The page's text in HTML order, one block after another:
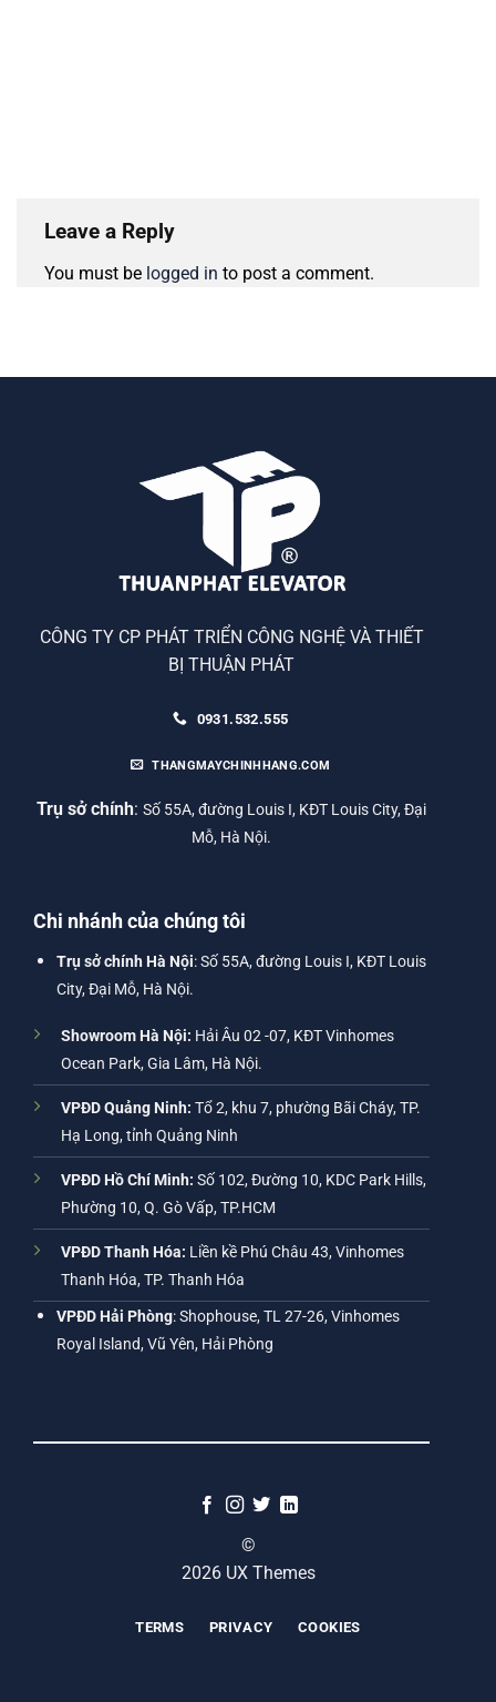
Leave a Reply
You must be logged in to post a comment.
CÔNG TY CP PHÁT TRIỂN CÔNG NGHỆ VÀ THIẾT
BỊ THUẬN PHÁT
0931.532.555
THANGMAYCHINHHANG.COM
Trụ sở chính: Số 55A, đường Louis I, KĐT Louis City, Đại
Mỗ, Hà Nội.
Chi nhánh của chúng tôi
Trụ sở chính Hà Nội: Số 55A, đường Louis I, KĐT Louis
City, Đại Mỗ, Hà Nội.
Showroom Hà Nội: Hải Âu 02 -07, KĐT Vinhomes
Ocean Park, Gia Lâm, Hà Nội.
VPĐD Quảng Ninh: Tổ 2, khu 7, phường Bãi Cháy, TP.
Hạ Long, tỉnh Quảng Ninh
VPĐD Hồ Chí Minh: Số 102, Đường 10, KDC Park Hills,
Phường 10, Q. Gò Vấp, TP.HCM
VPĐD Thanh Hóa: Liền kề Phú Châu 43, Vinhomes
Thanh Hóa, TP. Thanh Hóa
VPĐD Hải Phòng: Shophouse, TL 27-26, Vinhomes
Royal Island, Vũ Yên, Hải Phòng
©
2026 UX Themes
TERMS PRIVACY COOKIES